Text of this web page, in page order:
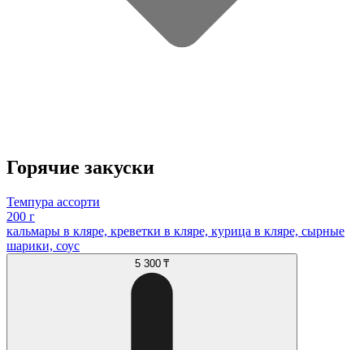
Горячие закуски
Темпура ассорти
200 г
кальмары в кляре, креветки в кляре, курица в кляре, сырные
шарики, соус
5 300 ₸